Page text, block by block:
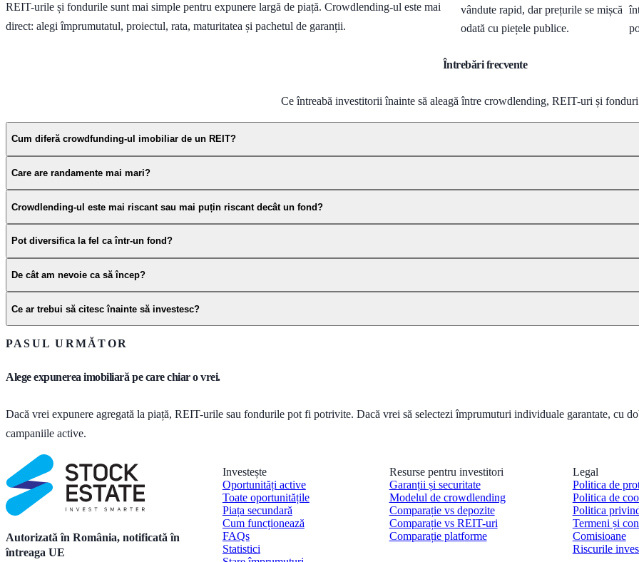
REIT-urile și fondurile sunt mai simple pentru expunere largă de piață. Crowdlending-ul este mai
direct: alegi împrumutatul, proiectul, rata, maturitatea și pachetul de garanții.
vândute rapid, dar prețurile se mișcă
odată cu piețele publice.
Întrebări frecvente
Ce întreabă investitorii înainte să aleagă între crowdlending, REIT-uri și
Cum diferă crowdfunding-ul imobiliar de un REIT?
Care are randamente mai mari?
Crowdlending-ul este mai riscant sau mai puțin riscant decât un fond?
Pot diversifica la fel ca într-un fond?
De cât am nevoie ca să încep?
Ce ar trebui să citesc înainte să investesc?
PASUL URMĂTOR
Alege expunerea imobiliară pe care chiar o vrei.
Dacă vrei expunere agregată la piață, REIT-urile sau fondurile pot fi potrivite. Dacă vrei să selectezi împrumuturi individuale garantate, cu
campaniile active.
Autorizată în România, notificată în
întreaga UE
Investește
Oportunități active
Toate oportunitățile
Piața secundară
Cum funcționează
FAQs
Statistici
Resurse pentru investitori
Garanții și securitate
Modelul de crowdlending
Comparație vs depozite
Comparație vs REIT-uri
Comparație platforme
Legal
Politica de
Politica de
Politica
Termeni și
Comisioane
Riscurile